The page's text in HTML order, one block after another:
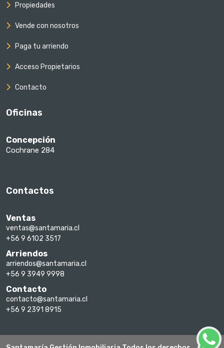
Propiedades
Vende con nosotros
Paga tu arriendo
Acceso Propietarios
Contacto
Oficinas
Concepción
Cochrane 284
Contactos
Ventas
ventas@santamaria.cl
+56 9 6102 3517
Arriendos
arriendos@santamaria.cl
+56 9 3949 9998
Contacto
contacto@santamaria.cl
+56 9 2391 8915